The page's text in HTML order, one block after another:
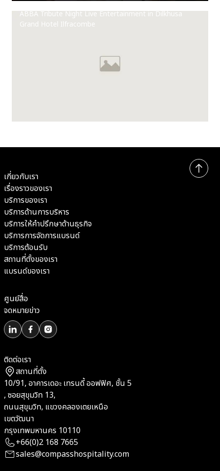
ABBA Tribute Night Live Entertainment in Dilkhusa
Grand Hotel Ilfracombe
20%
เกี่ยวกับเรา
เรื่องราวของเรา
บริการของเรา
บริการด้านการบริหาร
บริการให้คำปรึกษาด้านธุรกิจ
บริการการจัดการแบรนด์
บริการต้อนรับ
สถานที่ตั้งของเรา
แบรนด์ของเรา
ศูนย์สื่อ
จดหมายข่าว
ติดต่อเรา
สถานที่ตั้ง
10/91, อาคารเดอะ เทรนดี้ ออฟฟิศ, ชั้น 5
, ซอยสุขุมวิท 13,
ถนนสุขุมวิท, แขวงคลองเตยเหนือ
เขตวัฒนา
กรุงเทพมหานคร 10110
+66(0)2 168 7665
sales@compasshospitality.com